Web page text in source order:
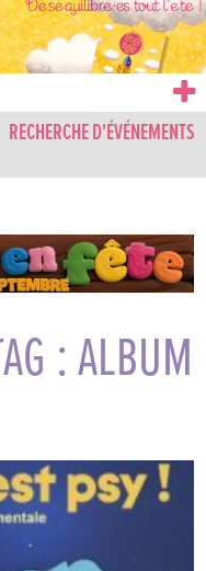
RECHERCHE D'ÉVÉNEMENTS
: ALBUM